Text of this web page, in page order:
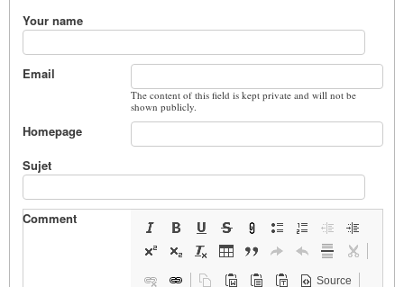
Your name
Email
The content of this field is kept private and will not be
shown publicly.
Homepage
Sujet
Comment
Source